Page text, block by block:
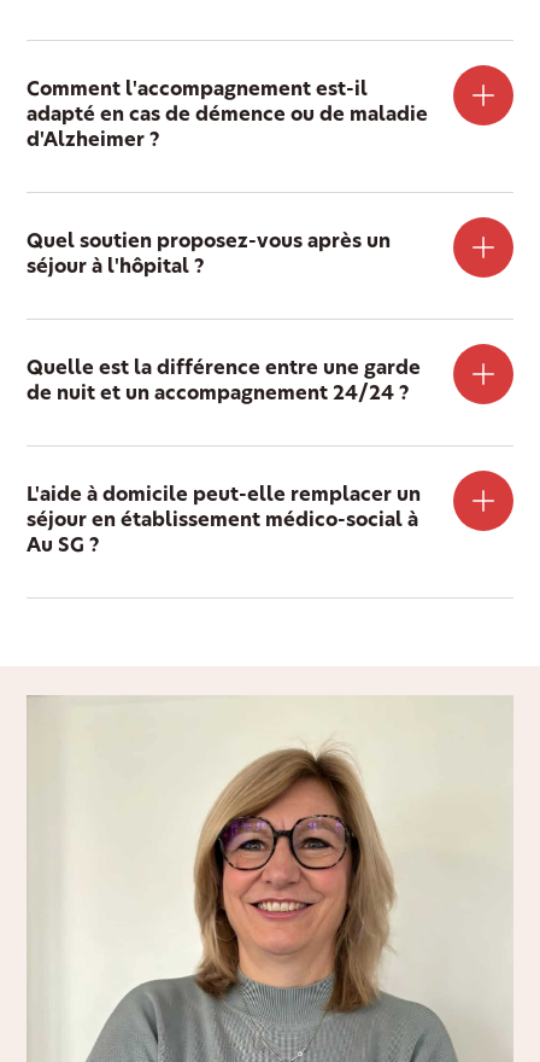
Comment l'accompagnement est-il
adapté en cas de démence ou de maladie
d'Alzheimer ?
Quel soutien proposez-vous après un
séjour à l'hôpital ?
Quelle est la différence entre une garde
de nuit et un accompagnement 24/24 ?
L'aide à domicile peut-elle remplacer un
séjour en établissement médico-social à
Au SG ?